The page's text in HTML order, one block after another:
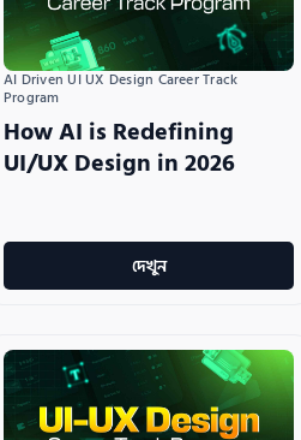
AI Driven UI UX Design Career Track
Program
How AI is Redefining
UI/UX Design in 2026
দেখুন